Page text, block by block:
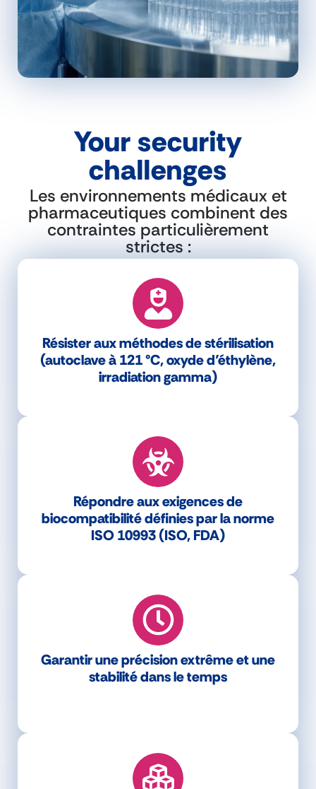
Your security
challenges
Les environnements médicaux et
pharmaceutiques combinent des
contraintes particulièrement
strictes :
Résister aux méthodes de stérilisation
(autoclave à 121 °C, oxyde d’éthylène,
irradiation gamma)
Répondre aux exigences de
biocompatibilité définies par la norme
ISO 10993 (ISO, FDA)
Garantir une précision extrême et une
stabilité dans le temps